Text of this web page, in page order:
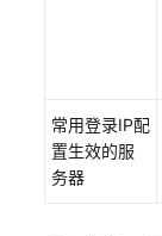
查
常用登录IP配
置生效的服
务器